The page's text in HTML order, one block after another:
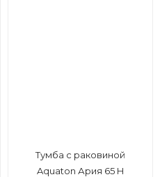
Тумба с раковиной
Aquaton Ария 65 Н